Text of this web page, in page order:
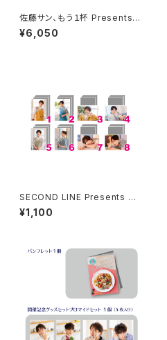
佐藤サン、もう１杯 Presents
朗読CD Flowing Vol.9 ドラマ
音源ダウンロード用シリアルコ
¥6,050
SECOND LINE Presents み
んなに会いに行くよ! 第48回 in
長野 ブロマイド ※ランダム販
¥1,100